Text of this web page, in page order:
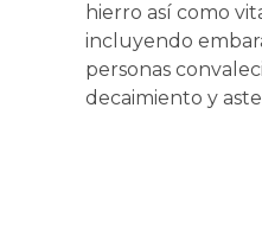
hierro así como
incluyendo
personas
decaimiento y